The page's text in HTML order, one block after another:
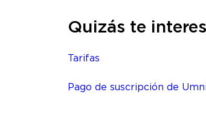
Quizás te
Tarifas
Pago de suscripción de